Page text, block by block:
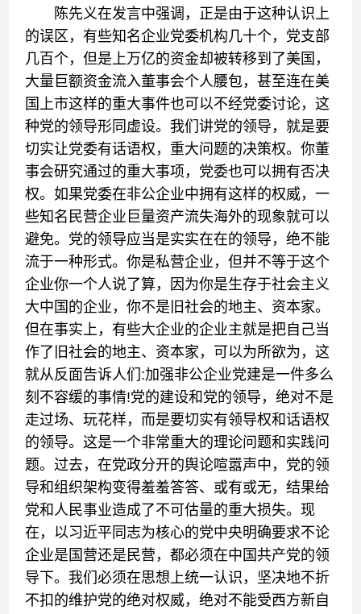
陈先义在发言中强调，正是由于这种认识上
的误区，有些知名企业党委机构几十个，党支部
几百个，但是上万亿的资金却被转移到了美国，
大量巨额资金流入董事会个人腰包，甚至连在美
国上市这样的重大事件也可以不经党委讨论，这
种党的领导形同虚设。我们讲党的领导，就是要
切实让党委有话语权，重大问题的决策权。你董
事会研究通过的重大事项，党委也可以拥有否决
权。如果党委在非公企业中拥有这样的权威，一
些知名民营企业巨量资产流失海外的现象就可以
避免。党的领导应当是实实在在的领导，绝不能
流于一种形式。你是私营企业，但并不等于这个
企业你一个人说了算，因为你是生存于社会主义
大中国的企业，你不是旧社会的地主、资本家。
但在事实上，有些大企业的企业主就是把自己当
作了旧社会的地主、资本家，可以为所欲为，这
就从反面告诉人们:加强非公企业党建是一件多么
刻不容缓的事情!党的建设和党的领导，绝对不是
走过场、玩花样，而是要切实有领导权和话语权
的领导。这是一个非常重大的理论问题和实践问
题。过去，在党政分开的舆论喧嚣声中，党的领
导和组织架构变得羞羞答答、或有或无，结果给
党和人民事业造成了不可估量的重大损失。现
在，以习近平同志为核心的党中央明确要求不论
企业是国营还是民营，都必须在中国共产党的领
导下。我们必须在思想上统一认识，坚决地不折
不扣的维护党的绝对权威，绝对不能受西方新自